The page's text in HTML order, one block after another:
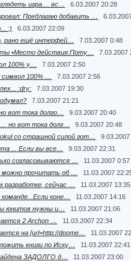
игра.... вс…
6.03.2007 20:28
Предлагаю добавить …
:)
6.03.2007 22:09
рано ещё интерфей…
7.03.2007 0:48
•Место действия:Поту…
7.03.2007
100% у…
7.03.2007 2:50
символ 100% …
7.03.2007 2:56
:dry:
7.03.2007 19:30
7.03.2007 21:21
вот тока долго…
9.03.2007 20:40
но вот тока долг…
9.03.2007 20:48
со страшной силой гот…
... Если вы все…
9.03.2007 22:31
согласовываются …
11.03.2007 0:57
можно прочитать об …
11.03.2007
разработке, сейчас …
11.03.2007 13:35
коне…
11.03.2007 14:16
юнитов нужны и…
11.03.2007 21:06
2 Archon …
11.03.2007 22:34
на [url=http://doome…
11.03.2007
книги по Иску…
11.03.2007 22:41
ЗАДОЛГО д…
11.03.2007 23:00